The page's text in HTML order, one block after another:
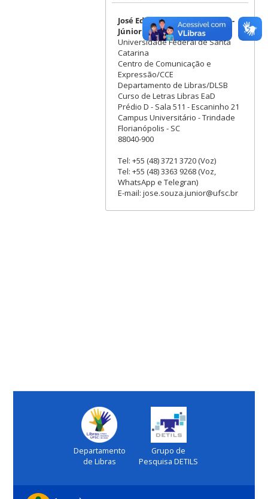
José Ednilson Gomes de Souza-
Júnior
Universidade Federal de Santa
Catarina
Centro de Comunicação e
Expressão/CCE
Departamento de Libras/DLSB
Curso de Letras Libras EaD
Prédio D - Sala 511 - Escaninho 21
Campus Universitário - Trindade
Florianópolis - SC
88040-900
Tel: +55 (48) 3721 3720 (Voz)
Tel: +55 (48) 3363 9268 (Voz,
WhatsApp e Telegran)
E-mail: jose.souza.junior@ufsc.br
Departamento
de Libras
Grupo de
Pesquisa DETILS